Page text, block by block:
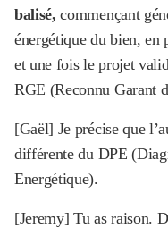
balisé, commençant
énergétique du bien, en
et une fois le projet
RGE (Reconnu Garant
[Gaël] Je précise que
différente du DPE
Energétique).
[Jeremy] Tu as raison.